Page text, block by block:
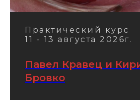
Практический курс
11 - 13 августа 2026г.
Павел Кравец и
Бровко